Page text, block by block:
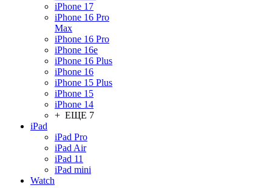
iPhone 17
iPhone 16 Pro
Max
iPhone 16 Pro
iPhone 16e
iPhone 16 Plus
iPhone 16
iPhone 15 Plus
iPhone 15
iPhone 14
+ ЕЩЕ 7
iPad
iPad Pro
iPad Air
iPad 11
iPad mini
Watch